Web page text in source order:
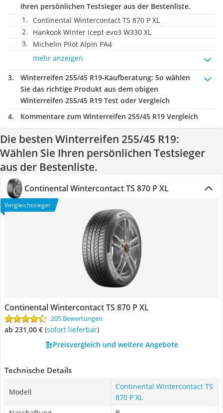
Ihren persönlichen Testsieger aus der Bestenliste.
Continental Wintercontact TS 870 P XL
Hankook Winter icept evo3 W330 XL
Michelin Pilot Alpin PA4
mehr anzeigen
Winterreifen 255/45 R19-Kaufberatung: So wählen
Sie das richtige Produkt aus dem obigen
Winterreifen 255/45 R19 Test oder Vergleich
Kommentare zum Winterreifen 255/45 R19 Vergleich
Die besten Winterreifen 255/45 R19:
Wählen Sie Ihren persönlichen Testsieger
aus der Bestenliste.
Continental Wintercontact TS 870 P XL
Vergleichssieger
Continental Wintercontact TS 870 P XL
205 Bewertungen
ab 231,00 € ( Sofort lieferbar)
Preisvergleich und weitere Angebote
Technische Details
Modell
Continental Wintercontact TS
870 P XL